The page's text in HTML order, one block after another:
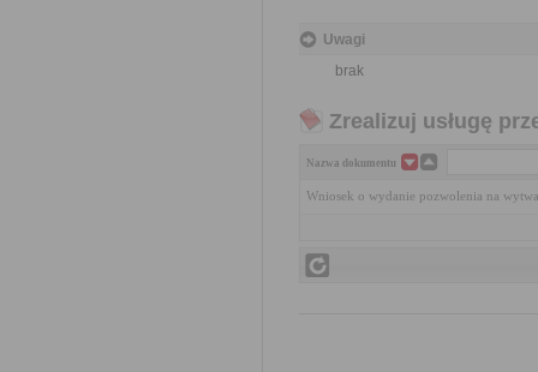
Uwagi
brak
Zrealizuj usługę
Nazwa dokumentu
Wniosek o wydanie pozwolenia na